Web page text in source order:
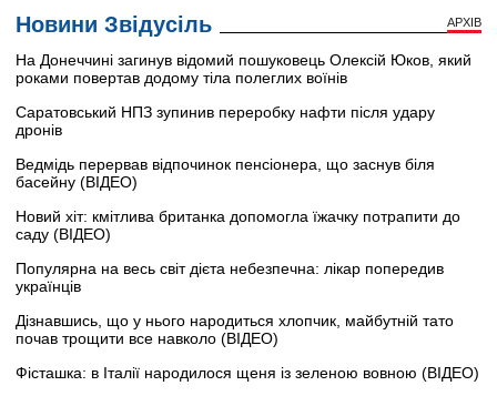
Новини Звідусіль АРХІВ
На Донеччині загинув відомий пошуковець Олексій Юков, який
роками повертав додому тіла полеглих воїнів
Саратовський НПЗ зупинив переробку нафти після удару
дронів
Ведмідь перервав відпочинок пенсіонера, що заснув біля
басейну (ВІДЕО)
Новий хіт: кмітлива британка допомогла їжачку потрапити до
саду (ВІДЕО)
Популярна на весь світ дієта небезпечна: лікар попередив
українців
Дізнавшись, що у нього народиться хлопчик, майбутній тато
почав трощити все навколо (ВІДЕО)
Фісташка: в Італії народилося щеня із зеленою вовною (ВІДЕО)